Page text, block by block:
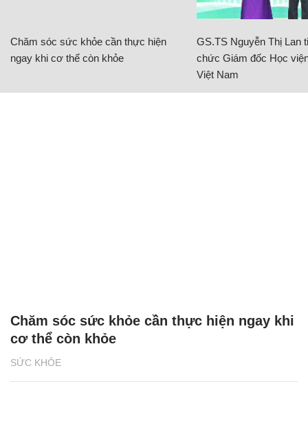
Chăm sóc sức khỏe cần thực hiện
ngay khi cơ thể còn khỏe
GS.TS Nguyễn Thị Lan
chức Giám đốc Học
Việt Nam
SỨC KHỎE
Chăm sóc sức khỏe cần thực hiện ngay khi
cơ thể còn khỏe